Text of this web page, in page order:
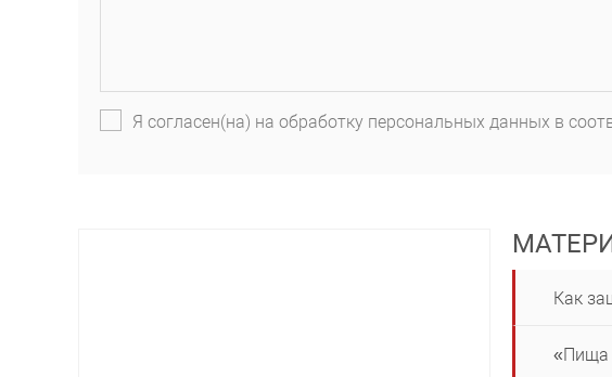
Я согласен(на) на обработку персональных данных в
Как
«Пища